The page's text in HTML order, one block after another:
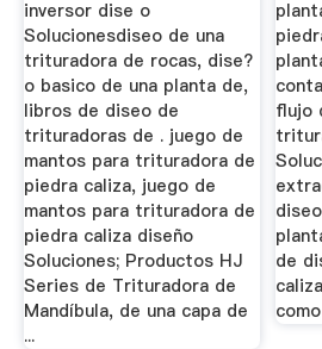
inversor dise o
Solucionesdiseo de una
trituradora de rocas, dise?
o basico de una planta de,
libros de diseo de
trituradoras de . juego de
mantos para trituradora de
piedra caliza, juego de
mantos para trituradora de
piedra caliza diseño
Soluciones; Productos HJ
Series de Trituradora de
Mandíbula, de una capa de
...
flujo
de